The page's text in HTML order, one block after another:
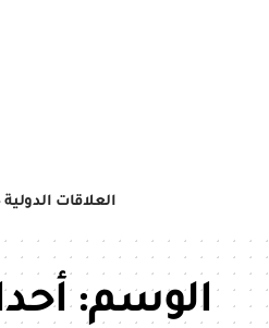
العلاقات الدولية
الوسم: